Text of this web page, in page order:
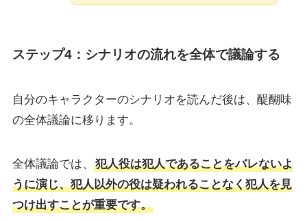
ステップ4：シナリオの流れを全体で議論する
自分のキャラクターのシナリオを読んだ後は、醍醐味
の全体議論に移ります。
全体議論では、
犯人役は犯人であることをバレないよ
うに演じ、犯人以外の役は疑われることなく犯人を見
つけ出すことが重要です。